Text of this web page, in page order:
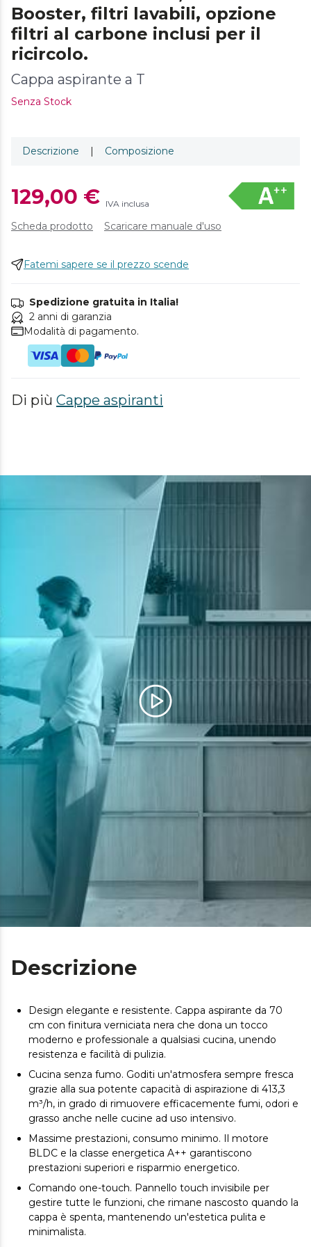
Booster, filtri lavabili, opzione
filtri al carbone inclusi per il
ricircolo.
Cappa aspirante a T
Senza Stock
Descrizione | Composizione
129,00 € IVA inclusa
Scheda prodotto Scaricare manuale d'uso
Fatemi sapere se il prezzo scende
Spedizione gratuita in Italia!
2 anni di garanzia
Modalità di pagamento.
Di più Cappe aspiranti
Descrizione
Design elegante e resistente. Cappa aspirante da 70
cm con finitura verniciata nera che dona un tocco
moderno e professionale a qualsiasi cucina, unendo
resistenza e facilità di pulizia.
Cucina senza fumo. Goditi un'atmosfera sempre fresca
grazie alla sua potente capacità di aspirazione di 413,3
m³/h, in grado di rimuovere efficacemente fumi, odori e
grasso anche nelle cucine ad uso intensivo.
Massime prestazioni, consumo minimo. Il motore
BLDC e la classe energetica A++ garantiscono
prestazioni superiori e risparmio energetico.
Comando one-touch. Pannello touch invisibile per
gestire tutte le funzioni, che rimane nascosto quando la
cappa è spenta, mantenendo un'estetica pulita e
minimalista.